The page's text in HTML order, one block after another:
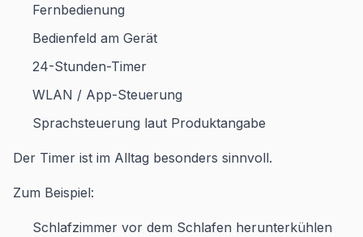
Fernbedienung
Bedienfeld am Gerät
24-Stunden-Timer
WLAN / App-Steuerung
Sprachsteuerung laut Produktangabe
Der Timer ist im Alltag besonders sinnvoll.
Zum Beispiel:
Schlafzimmer vor dem Schlafen herunterkühlen